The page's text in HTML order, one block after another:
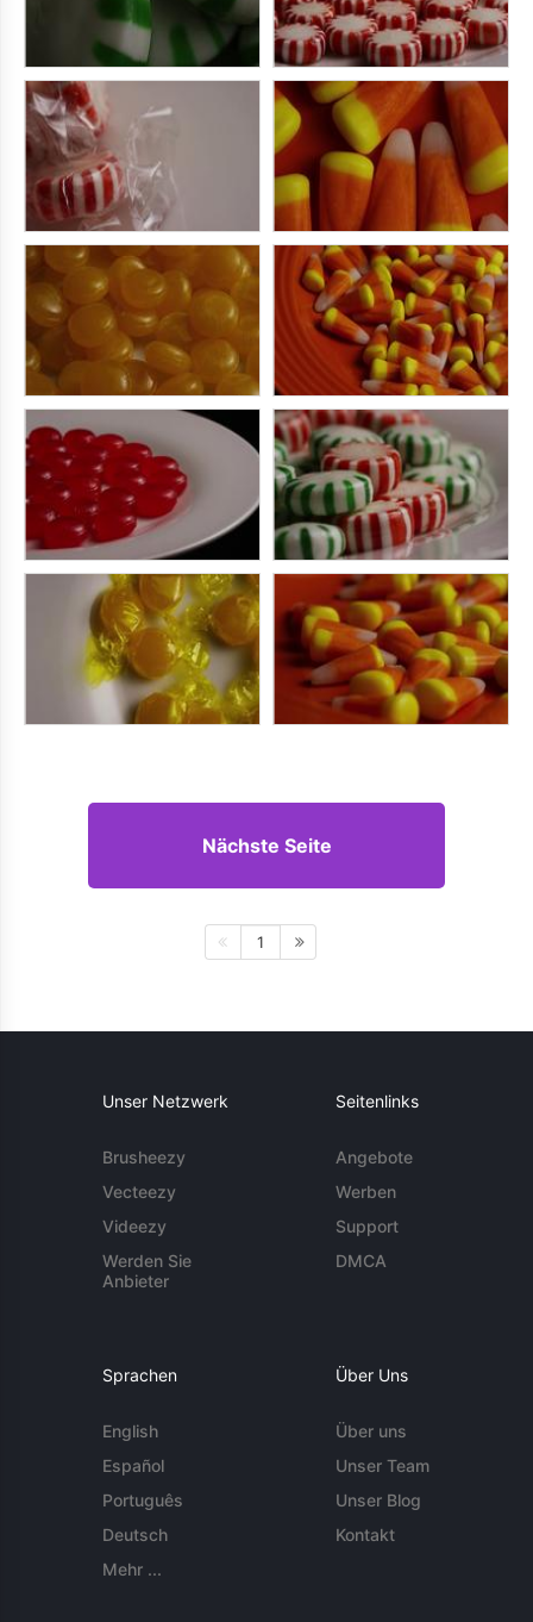
Nächste Seite
1
Unser Netzwerk
Brusheezy
Vecteezy
Videezy
Werden Sie
Anbieter
Seitenlinks
Angebote
Werben
Support
DMCA
Sprachen
English
Español
Português
Deutsch
Mehr ...
Über Uns
Über uns
Unser Team
Unser Blog
Kontakt